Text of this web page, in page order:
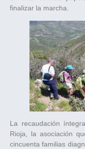
finalizar la marcha.
La recaudación
Rioja, la asociación
cincuenta familias